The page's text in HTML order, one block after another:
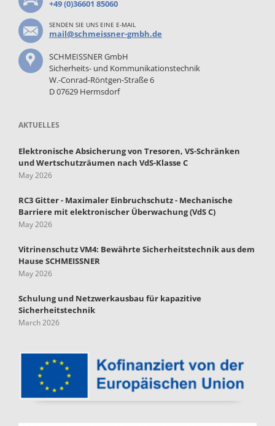
+49 (0)36601 85060
SENDEN SIE UNS EINE E-MAIL
mail@schmeissner-gmbh.de
SCHMEISSNER GmbH
Sicherheits- und Kommunikationstechnik
W.-Conrad-Röntgen-Straße 6
D 07629 Hermsdorf
AKTUELLES
Elektronische Absicherung von Tresoren, VS-Schränken
und Wertschutzräumen nach VdS-Klasse C
May 2026
RC3 Gitter - Maximaler Einbruchschutz - Mechanische
Barriere mit elektronischer Überwachung (VdS C)
May 2026
Vitrinenschutz VM4: Bewährte Sicherheitstechnik aus dem
Hause SCHMEISSNER
May 2026
Schulung und Netzwerkausbau für kapazitive
Sicherheitstechnik
March 2026